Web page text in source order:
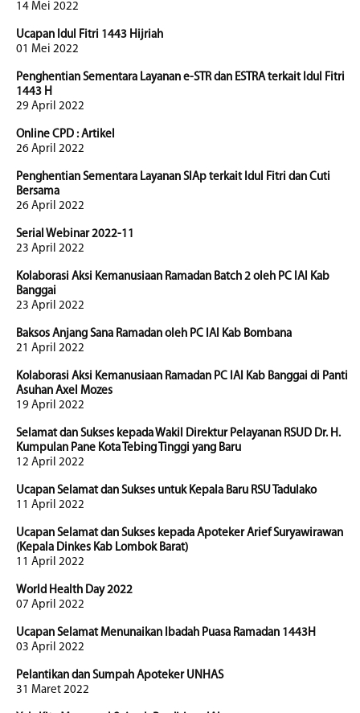
14 Mei 2022
Ucapan Idul Fitri 1443 Hijriah
01 Mei 2022
Penghentian Sementara Layanan e-STR dan ESTRA terkait Idul Fitri
1443 H
29 April 2022
Online CPD : Artikel
26 April 2022
Penghentian Sementara Layanan SIAp terkait Idul Fitri dan Cuti
Bersama
26 April 2022
Serial Webinar 2022-11
23 April 2022
Kolaborasi Aksi Kemanusiaan Ramadan Batch 2 oleh PC IAI Kab
Banggai
23 April 2022
Baksos Anjang Sana Ramadan oleh PC IAI Kab Bombana
21 April 2022
Kolaborasi Aksi Kemanusiaan Ramadan PC IAI Kab Banggai di Panti
Asuhan Axel Mozes
19 April 2022
Selamat dan Sukses kepada Wakil Direktur Pelayanan RSUD Dr. H.
Kumpulan Pane Kota Tebing Tinggi yang Baru
12 April 2022
Ucapan Selamat dan Sukses untuk Kepala Baru RSU Tadulako
11 April 2022
Ucapan Selamat dan Sukses kepada Apoteker Arief Suryawirawan
(Kepala Dinkes Kab Lombok Barat)
11 April 2022
World Health Day 2022
07 April 2022
Ucapan Selamat Menunaikan Ibadah Puasa Ramadan 1443H
03 April 2022
Pelantikan dan Sumpah Apoteker UNHAS
31 Maret 2022